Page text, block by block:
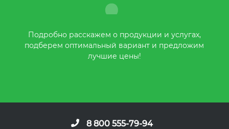
Подробно расскажем о продукции и услугах,
подберем оптимальный вариант и предложим
лучшие цены!
8 800 555-79-94